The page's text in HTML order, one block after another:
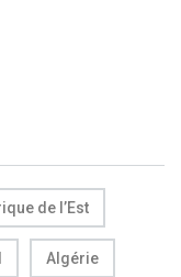
de l’Est
Algérie